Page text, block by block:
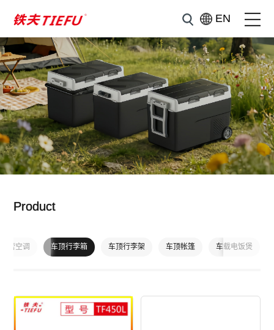
EN
营空调 车顶行李箱 车顶行李架 车顶帐篷 车载电饭煲
Product